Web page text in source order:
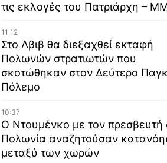
τις εκλογές του Πατριάρχη –
11:12
Στο Λβιβ θα διεξαχθεί εκταφή
Πολωνών στρατιωτών που
σκοτώθηκαν στον Δεύτερο
Πόλεμο
10:37
Ο Ντουμένκο με τον πρεσβευτή
Πολωνία αναζητούσαν
μεταξύ των χωρών